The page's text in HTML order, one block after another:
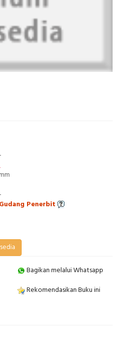
Gudang Penerbit
Bagikan melalui Whatsapp
Rekomendasikan Buku ini